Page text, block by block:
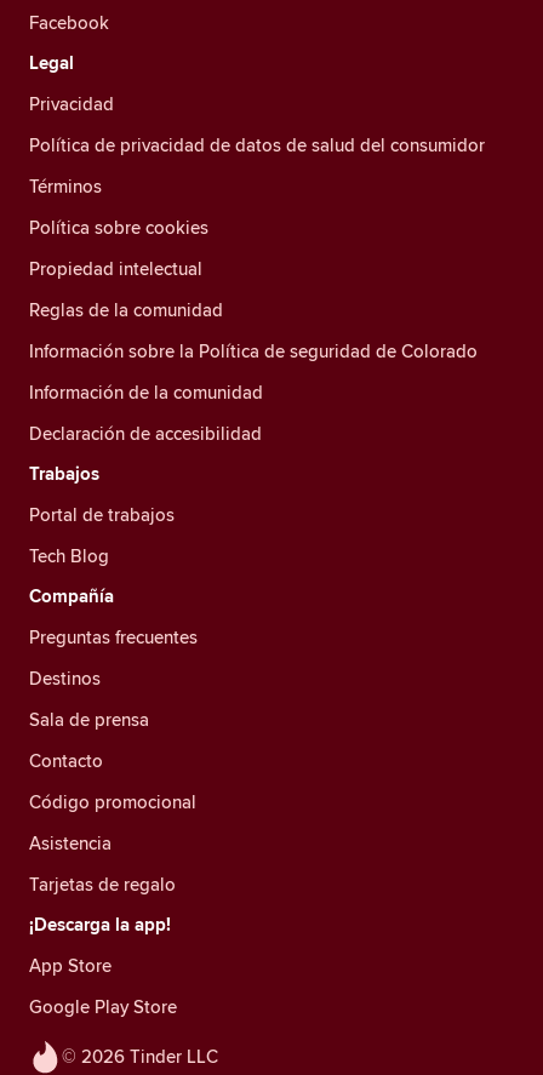
© 2026 Tinder LLC
Facebook
Legal
Privacidad
Política de privacidad de datos de salud del consumidor
Términos
Política sobre cookies
Propiedad intelectual
Reglas de la comunidad
Información sobre la Política de seguridad de Colorado
Información de la comunidad
Declaración de accesibilidad
Trabajos
Portal de trabajos
Tech Blog
Compañía
Preguntas frecuentes
Destinos
Sala de prensa
Contacto
Código promocional
Asistencia
Tarjetas de regalo
¡Descarga la app!
App Store
Google Play Store